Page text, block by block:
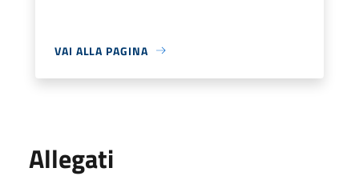
VAI ALLA PAGINA
Allegati